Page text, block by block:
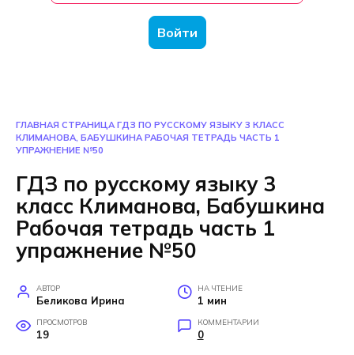
Войти
ГЛАВНАЯ СТРАНИЦА ГДЗ ПО РУССКОМУ ЯЗЫКУ 3 КЛАСС
КЛИМАНОВА, БАБУШКИНА РАБОЧАЯ ТЕТРАДЬ ЧАСТЬ 1
УПРАЖНЕНИЕ №50
ГДЗ по русскому языку 3
класс Климанова, Бабушкина
Рабочая тетрадь часть 1
упражнение №50
АВТОР
Беликова Ирина
НА ЧТЕНИЕ
1 мин
ПРОСМОТРОВ
19
КОММЕНТАРИИ
0